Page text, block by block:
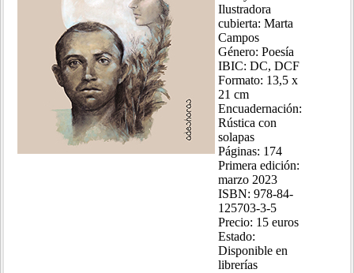
Ilustradora
cubierta: Marta
Campos
Género: Poesía
IBIC: DC, DCF
Formato: 13,5 x
21 cm
Encuadernación:
Rústica con
solapas
Páginas: 174
Primera edición:
marzo 2023
ISBN: 978-84-
125703-3-5
Precio: 15 euros
Estado:
Disponible en
librerías